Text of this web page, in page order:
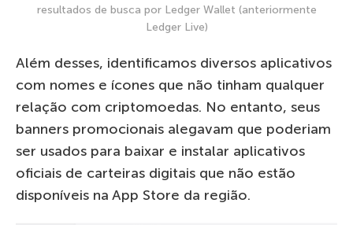
resultados de busca por Ledger Wallet (anteriormente
Ledger Live)
Além desses, identificamos diversos aplicativos
com nomes e ícones que não tinham qualquer
relação com criptomoedas. No entanto, seus
banners promocionais alegavam que poderiam
ser usados para baixar e instalar aplicativos
oficiais de carteiras digitais que não estão
disponíveis na App Store da região.